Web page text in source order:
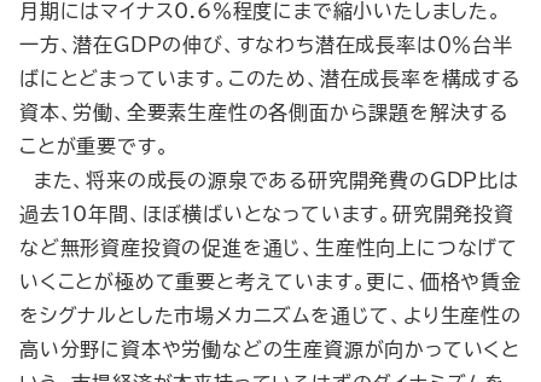
月期にはマイナス0.6％程度にまで縮小いたしました。
一方、潜在GDPの伸び、すなわち潜在成長率は０％台半
ばにとどまっています。このため、潜在成長率を構成する
資本、労働、全要素生産性の各側面から課題を解決する
ことが重要です。
また、将来の成長の源泉である研究開発費のGDP比は
過去10年間、ほぼ横ばいとなっています。研究開発投資
など無形資産投資の促進を通じ、生産性向上につなげて
いくことが極めて重要と考えています。更に、価格や賃金
をシグナルとした市場メカニズムを通じて、より生産性の
高い分野に資本や労働などの生産資源が向かっていくと